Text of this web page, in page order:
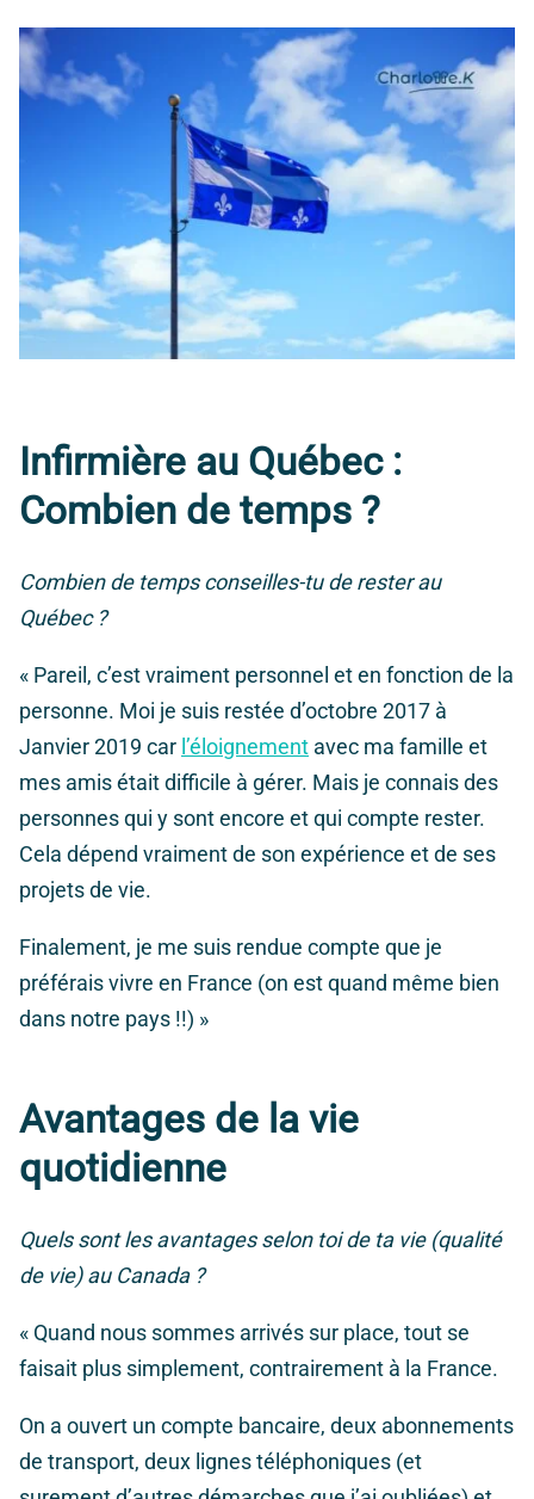
Infirmière au Québec :
Combien de temps ?
Combien de temps conseilles-tu de rester au
Québec ?
« Pareil, c’est vraiment personnel et en fonction de la
personne. Moi je suis restée d’octobre 2017 à
Janvier 2019 car l’éloignement avec ma famille et
mes amis était difficile à gérer. Mais je connais des
personnes qui y sont encore et qui compte rester.
Cela dépend vraiment de son expérience et de ses
projets de vie.
Finalement, je me suis rendue compte que je
préférais vivre en France (on est quand même bien
dans notre pays !!) »
Avantages de la vie
quotidienne
Quels sont les avantages selon toi de ta vie (qualité
de vie) au Canada ?
« Quand nous sommes arrivés sur place, tout se
faisait plus simplement, contrairement à la France.
On a ouvert un compte bancaire, deux abonnements
de transport, deux lignes téléphoniques (et